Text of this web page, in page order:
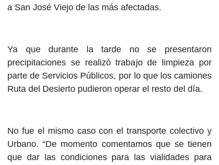
a San José Viejo de las más afectadas.
Ya que durante la tarde no se presentaron
precipitaciones se realizó trabajo de limpieza por
parte de Servicios Públicos, por lo que los camiones
Ruta del Desierto pudieron operar el resto del día.
No fue el mismo caso con el transporte colectivo y
Urbano. “De momento comentamos que se tienen
que dar las condiciones para las vialidades para